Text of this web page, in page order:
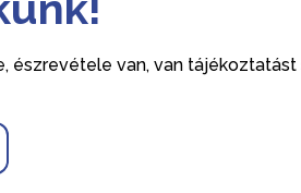
észrevétele van, van